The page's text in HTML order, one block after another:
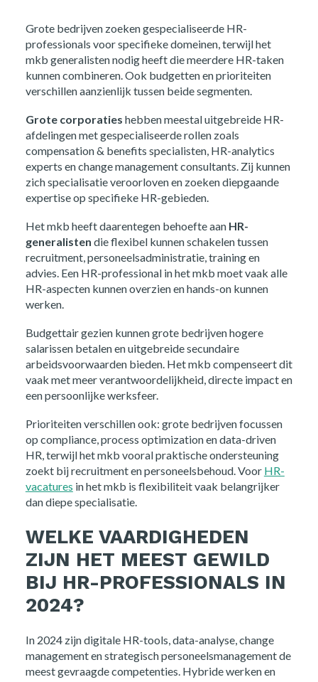
Grote bedrijven zoeken gespecialiseerde HR-
professionals voor specifieke domeinen, terwijl het
mkb generalisten nodig heeft die meerdere HR-taken
kunnen combineren. Ook budgetten en prioriteiten
verschillen aanzienlijk tussen beide segmenten.
Grote corporaties hebben meestal uitgebreide HR-
afdelingen met gespecialiseerde rollen zoals
compensation & benefits specialisten, HR-analytics
experts en change management consultants. Zij kunnen
zich specialisatie veroorloven en zoeken diepgaande
expertise op specifieke HR-gebieden.
Het mkb heeft daarentegen behoefte aan HR-
generalisten die flexibel kunnen schakelen tussen
recruitment, personeelsadministratie, training en
advies. Een HR-professional in het mkb moet vaak alle
HR-aspecten kunnen overzien en hands-on kunnen
werken.
Budgettair gezien kunnen grote bedrijven hogere
salarissen betalen en uitgebreide secundaire
arbeidsvoorwaarden bieden. Het mkb compenseert dit
vaak met meer verantwoordelijkheid, directe impact en
een persoonlijke werksfeer.
Prioriteiten verschillen ook: grote bedrijven focussen
op compliance, process optimization en data-driven
HR, terwijl het mkb vooral praktische ondersteuning
zoekt bij recruitment en personeelsbehoud. Voor HR-
vacatures in het mkb is flexibiliteit vaak belangrijker
dan diepe specialisatie.
WELKE VAARDIGHEDEN
ZIJN HET MEEST GEWILD
BIJ HR-PROFESSIONALS IN
2024?
In 2024 zijn digitale HR-tools, data-analyse, change
management en strategisch personeelsmanagement de
meest gevraagde competenties. Hybride werken en